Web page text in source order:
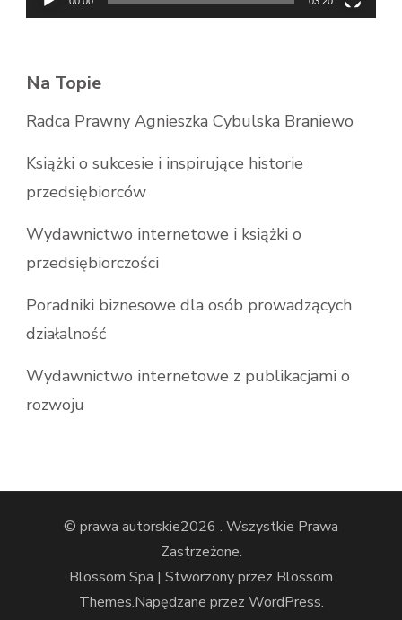
Na Topie
Radca Prawny Agnieszka Cybulska Braniewo
Książki o sukcesie i inspirujące historie
przedsiębiorców
Wydawnictwo internetowe i książki o
przedsiębiorczości
Poradniki biznesowe dla osób prowadzących
działalność
Wydawnictwo internetowe z publikacjami o
rozwoju
© prawa autorskie2026 . Wszystkie Prawa
Zastrzeżone.
Blossom Spa | Stworzony przez Blossom
Themes.Napędzane przez WordPress.